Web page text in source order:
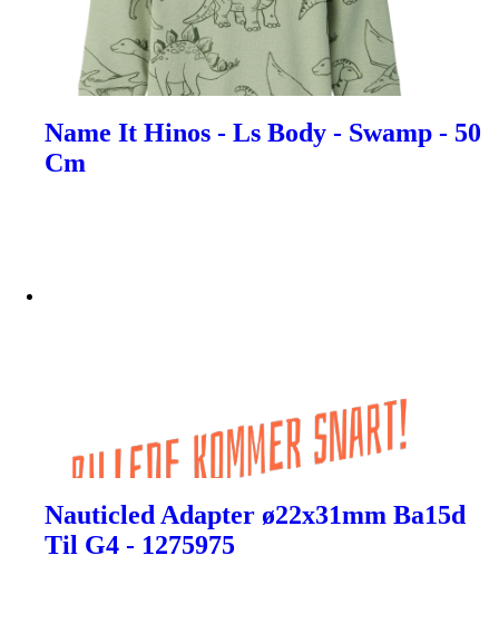
Name It Hinos - Ls Body - Swamp - 50
Cm
Nauticled Adapter ø22x31mm Ba15d
Til G4 - 1275975